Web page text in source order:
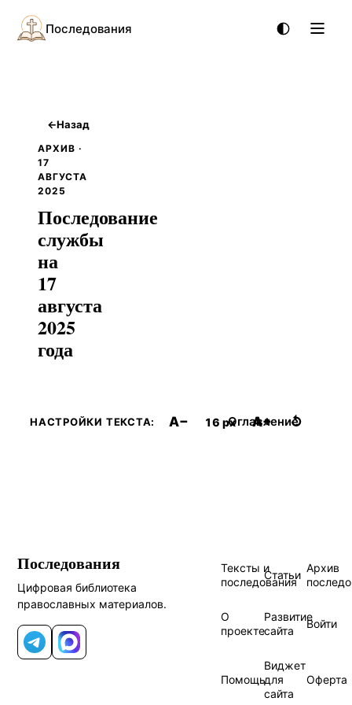
Последования
←Назад
АРХИВ ·
17
АВГУСТА
2025
Последование
службы
на
17
августа
2025
года
НАСТРОЙКИ ТЕКСТА: A− 16 px A+ ↺
Оглавление
Последования
Цифровая библиотека
православных материалов.
Telegram
MAX
Тексты и
последования
Статьи
Архив
О
проекте
Развитие
сайта
Войти
Помощь
Виджет
для
сайта
Оферта